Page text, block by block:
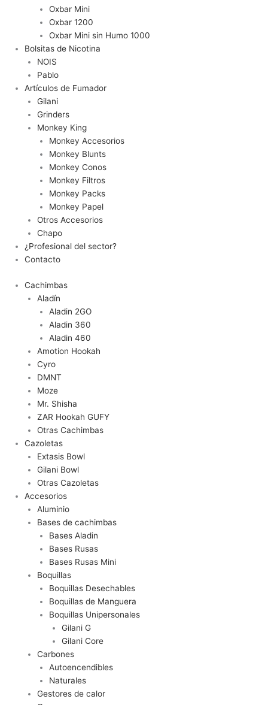
Oxbar Mini
Oxbar 1200
Oxbar Mini sin Humo 1000
Bolsitas de Nicotina
NOIS
Pablo
Artículos de Fumador
Gilani
Grinders
Monkey King
Monkey Accesorios
Monkey Blunts
Monkey Conos
Monkey Filtros
Monkey Packs
Monkey Papel
Otros Accesorios
Chapo
¿Profesional del sector?
Contacto
Cachimbas
Aladín
Aladin 2GO
Aladin 360
Aladin 460
Amotion Hookah
Cyro
DMNT
Moze
Mr. Shisha
ZAR Hookah GUFY
Otras Cachimbas
Cazoletas
Extasis Bowl
Gilani Bowl
Otras Cazoletas
Accesorios
Aluminio
Bases de cachimbas
Bases Aladin
Bases Rusas
Bases Rusas Mini
Boquillas
Boquillas Desechables
Boquillas de Manguera
Boquillas Unipersonales
Gilani G
Gilani Core
Carbones
Autoencendibles
Naturales
Gestores de calor